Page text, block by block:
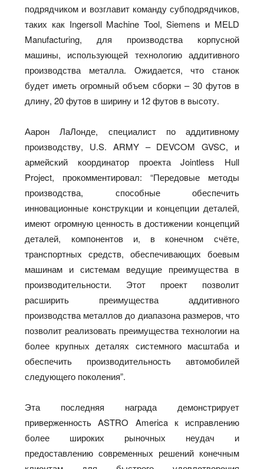
подрядчиком и возглавит команду субподрядчиков,
таких как Ingersoll Machine Tool, Siemens и MELD
Manufacturing, для производства корпусной
машины, использующей технологию аддитивного
производства металла. Ожидается, что станок
будет иметь огромный объем сборки – 30 футов в
длину, 20 футов в ширину и 12 футов в высоту.
Аарон ЛаЛонде, специалист по аддитивному
производству, U.S. ARMY – DEVCOM GVSC, и
армейский координатор проекта Jointless Hull
Project, прокомментировал: “Передовые методы
производства, способные обеспечить
инновационные конструкции и концепции деталей,
имеют огромную ценность в достижении концепций
деталей, компонентов и, в конечном счёте,
транспортных средств, обеспечивающих боевым
машинам и системам ведущие преимущества в
производительности. Этот проект позволит
расширить преимущества аддитивного
производства металлов до диапазона размеров, что
позволит реализовать преимущества технологии на
более крупных деталях системного масштаба и
обеспечить производительность автомобилей
следующего поколения”.
Эта последняя награда демонстрирует
приверженность ASTRO America к исправлению
более широких рыночных неудач и
предоставлению современных решений конечным